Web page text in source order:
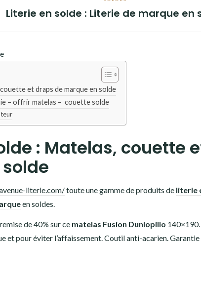
Literie en solde : Literie de marque en
et draps de marque en solde
– offrir matelas – couette solde
: Matelas, couette
literie.com/toute une gamme de produits de literie
en soldes.
de 40% sur ce matelas Fusion Dunlopillo
et pour éviter l’affaissement. Coutil anti-acarien.